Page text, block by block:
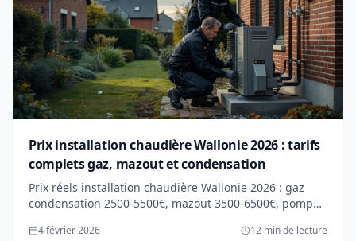
Prix installation chaudière Wallonie 2026 : tarifs
complets gaz, mazout et condensation
Prix réels installation chaudière Wallonie 2026 : gaz
condensation 2500-5500€, mazout 3500-6500€, pompe
4 février 2026 12 min de lecture